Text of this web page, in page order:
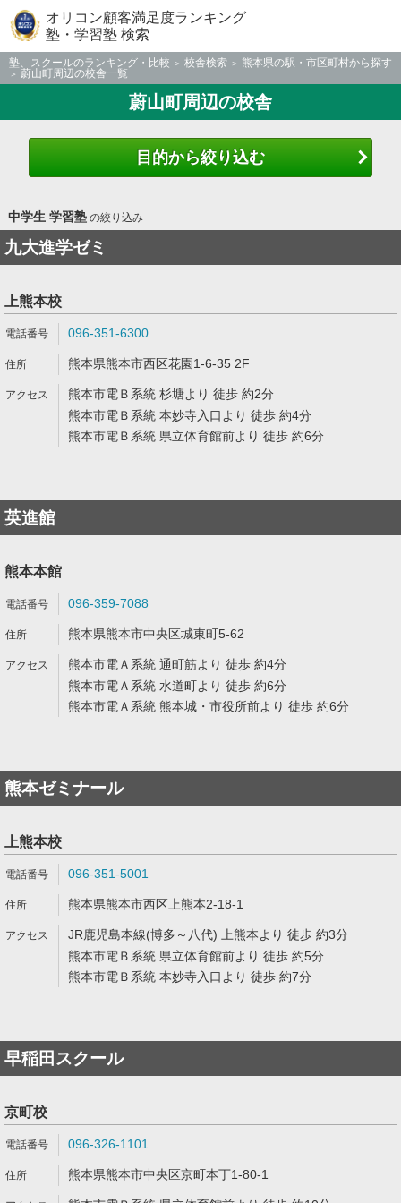
オリコン顧客満足度ランキング
塾・学習塾 検索
塾、スクールのランキング・比較 校舎検索
熊本県の駅・市区町村から探す
蔚山町周辺の校舎一覧
蔚山町周辺の校舎
目的から絞り込む
中学生 学習塾の絞り込み
九大進学ゼミ
上熊本校
096-351-6300
熊本県熊本市西区花園1-6-35 2F
熊本市電Ｂ系統 杉塘より 徒歩 約2分
熊本市電Ｂ系統 本妙寺入口より 徒歩 約4分
熊本市電Ｂ系統 県立体育館前より 徒歩 約6分
英進館
熊本本館
096-359-7088
熊本県熊本市中央区城東町5-62
熊本市電Ａ系統 通町筋より 徒歩 約4分
熊本市電Ａ系統 水道町より 徒歩 約6分
熊本市電Ａ系統 熊本城・市役所前より 徒歩 約6分
熊本ゼミナール
上熊本校
096-351-5001
熊本県熊本市西区上熊本2-18-1
JR鹿児島本線(博多～八代) 上熊本より 徒歩 約3分
熊本市電Ｂ系統 県立体育館前より 徒歩 約5分
熊本市電Ｂ系統 本妙寺入口より 徒歩 約7分
早稲田スクール
京町校
096-326-1101
熊本県熊本市中央区京町本丁1-80-1